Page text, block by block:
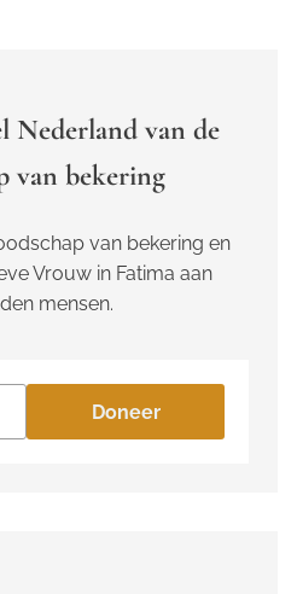
Nederland van de
van bekering
van bekering en
Vrouw in Fatima aan
mensen.
Doneer